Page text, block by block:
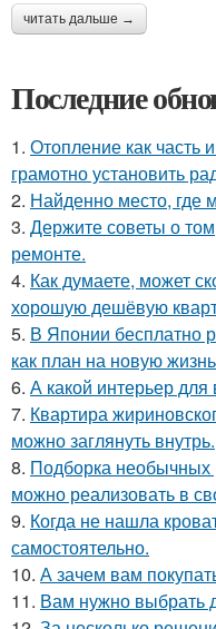
читать дальше →
Последние
1. Отопление как часть
грамотно установить
2. Найденно место, где
3. Держите советы о
ремонте.
4. Как думаете, может
хорошую дешёвую
5. В Японии бесплатно
как план на новую
6. А какой интерьер
7. Квартира
можно заглянуть внутрь.
8. Подборка необычных
можно реализовать в
9. Когда не нашла
самостоятельно.
10. А зачем вам
11. Вам нужно выбрать